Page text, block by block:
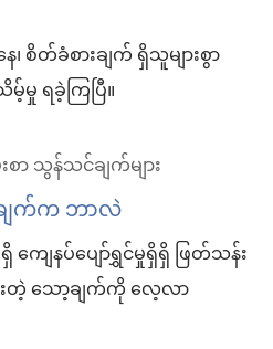
စိတ်ခံစားချက် ရှိသူများစွာ
မှု ရခဲ့ကြပြီ။
ာ သွန်သင်ချက်များ
က်က ဘာလဲ
ျေနပ်ပျော်ရွှင်မှုရှိရှိ ဖြတ်သန်း
တဲ့ သော့ချက်ကို လေ့လာ